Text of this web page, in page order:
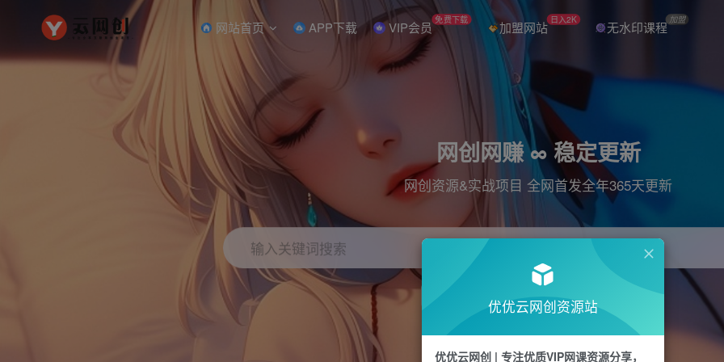
网站首页 APP下载 VIP会员 免费下载 加盟网站 日入2K 无水印课程 加盟
网创网赚 ∞ 稳定更新
网创资源&实战项目 全网首发全年365天更新
输入关键词搜索
引流 直播 电商 剪辑
优优云网创资源站
优优云网创 | 专注优质VIP网课资源分享，